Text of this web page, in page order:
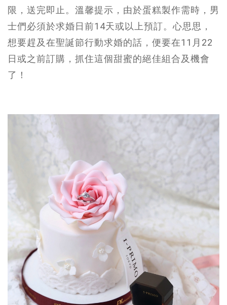
限，送完即止。溫馨提示，由於蛋糕製作需時，男
士們必須於求婚日前14天或以上預訂。心思思，
想要趕及在聖誕節行動求婚的話，便要在11月22
日或之前訂購，抓住這個甜蜜的絕佳組合及機會
了！